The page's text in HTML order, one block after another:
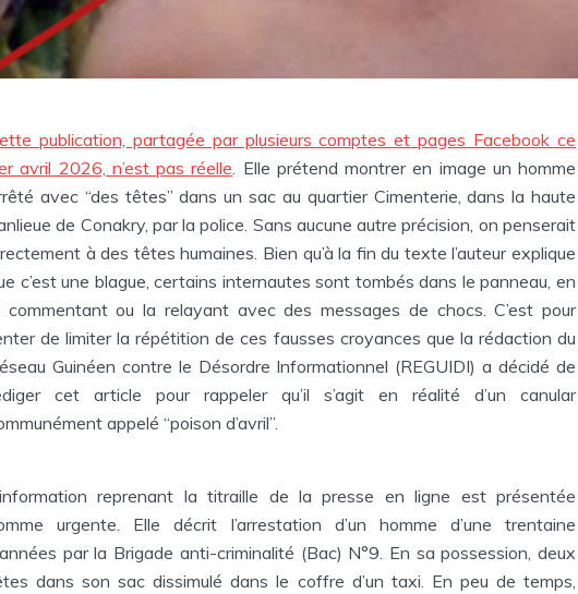
publication, partagée par plusieurs comptes et pages Facebook ce
avril 2026, n’est pas réelle. Elle prétend montrer en image un homme
avec “des têtes” dans un sac au quartier Cimenterie, dans la haute
de Conakry, par la police. Sans aucune autre précision, on penserait
à des têtes humaines. Bien qu’à la fin du texte l’auteur explique
c’est une blague, certains internautes sont tombés dans le panneau, en
commentant ou la relayant avec des messages de chocs. C’est pour
de limiter la répétition de ces fausses croyances que la rédaction du
Guinéen contre le Désordre Informationnel (REGUIDI) a décidé de
cet article pour rappeler qu’il s’agit en réalité d’un canular
appelé “poison d’avril”.
reprenant la titraille de la presse en ligne est présentée
urgente. Elle décrit l’arrestation d’un homme d’une trentaine
par la Brigade anti-criminalité (Bac) N°9. En sa possession, deux
dans son sac dissimulé dans le coffre d’un taxi. En peu de temps,